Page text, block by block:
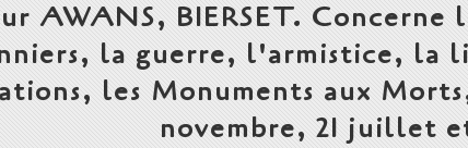
AWANS, BIERSET.
la guerre, l'armistice, la
les Monuments aux
novembre, 21 juillet